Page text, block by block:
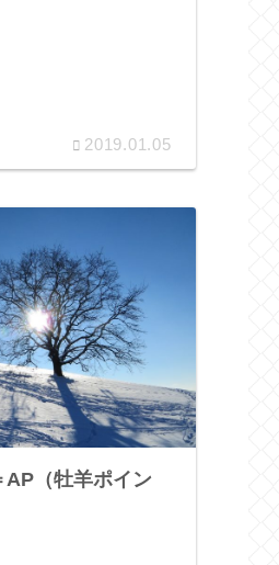
2019.01.05
AP（牡羊ポイン